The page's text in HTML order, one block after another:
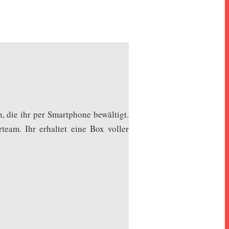
die ihr per Smartphone bewältigt.
Ihr erhaltet eine Box voller